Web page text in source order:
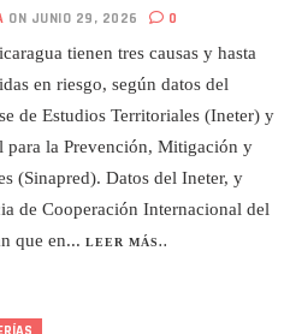
ON JUNIO 29, 2026 0
tienen tres causas y hasta
en riesgo, según datos del
de Estudios Territoriales (Ineter) y
para la Prevención, Mitigación y
(Sinapred). Datos del Ineter, y
de Cooperación Internacional del
que en... LEER MÁS..